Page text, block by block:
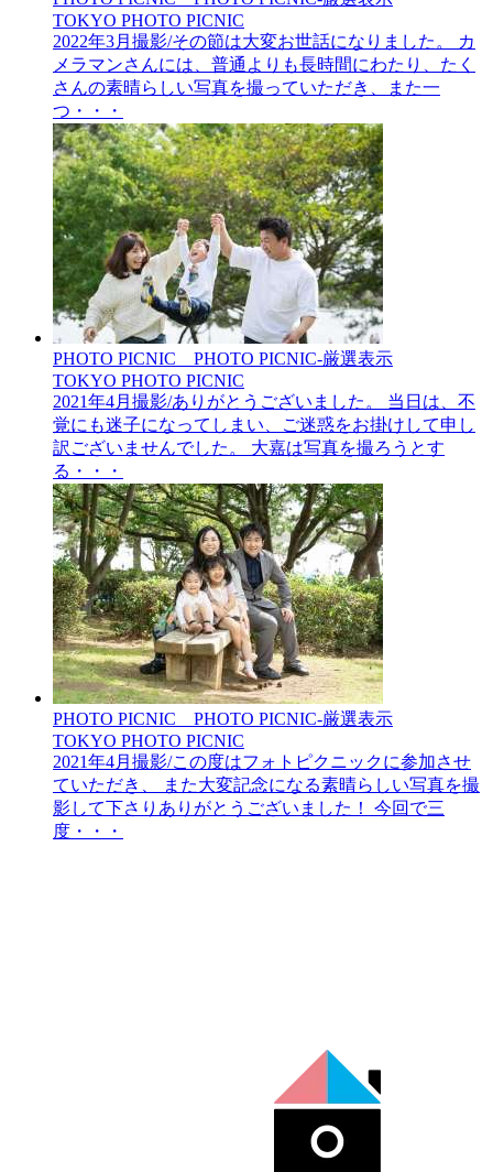
TOKYO PHOTO PICNIC
2022年3月撮影/その節は大変お世話になりました。 カ
メラマンさんには、普通よりも長時間にわたり、たく
さんの素晴らしい写真を撮っていただき、また一
つ・・・
PHOTO PICNIC__PHOTO PICNIC-厳選表示
TOKYO PHOTO PICNIC
2021年4月撮影/ありがとうございました。 当日は、不
覚にも迷子になってしまい、ご迷惑をお掛けして申し
訳ございませんでした。 大嘉は写真を撮ろうとす
る・・・
PHOTO PICNIC__PHOTO PICNIC-厳選表示
TOKYO PHOTO PICNIC
2021年4月撮影/この度はフォトピクニックに参加させ
ていただき、 また大変記念になる素晴らしい写真を撮
影して下さりありがとうございました！ 今回で三
度・・・